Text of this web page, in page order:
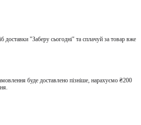
доставки "Заберу сьогодні" та сплачуй за товар вже
буде доставлено пізніше, нарахуємо ₴200